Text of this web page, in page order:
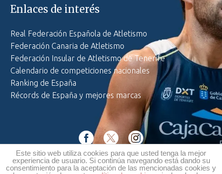
Enlaces de interés
Real Federación Española de Atletismo
Federación Canaria de Atletismo
Federación Insular de Atletismo de Tenerife
Calendario de competiciones nacionales
Ranking de España
Récords de España y mejores marcas
Política de privacidad·Aviso legal· Política de cookies
Este sitio web utiliza cookies para que usted tenga la mejor
experiencia de usuario. Si continúa navegando está dando su
consentimiento para la aceptación de las mencionadas cookies y